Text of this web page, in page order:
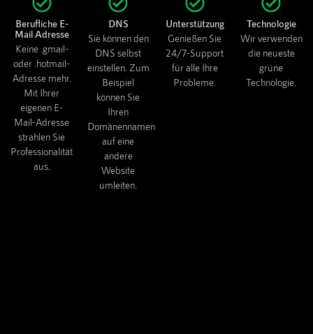
Berufliche E-
Mail Adresse
Keine .gmail-
oder .hotmail-
Adresse mehr.
Mit Ihrer
eigenen E-
Mail-Adresse
strahlen Sie
Professionalität
aus.
DNS
Sie können den
DNS selbst
einstellen. Zum
Beispiel
können Sie
Ihren
Domänennamen
auf eine
andere
Website
umleiten.
Unterstützung
Genießen Sie
24/7-Support
für alle Ihre
Probleme.
Technologie
Wir verwenden
die neueste
grüne
Technologie.